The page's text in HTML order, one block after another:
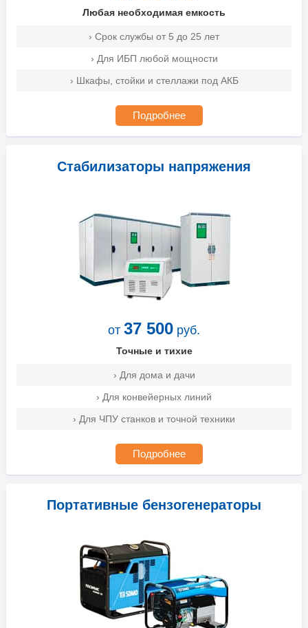
Любая необходимая емкость
› Срок службы от 5 до 25 лет
› Для ИБП любой мощности
› Шкафы, стойки и стеллажи под АКБ
Подробнее
Стабилизаторы напряжения
от 37 500 руб.
Точные и тихие
› Для дома и дачи
› Для конвейерных линий
› Для ЧПУ станков и точной техники
Подробнее
Портативные бензогенераторы